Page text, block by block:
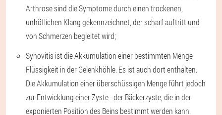
Arthrose sind die Symptome durch einen trockenen,
unhöflichen Klang gekennzeichnet, der scharf auftritt und
von Schmerzen begleitet wird;
Synovitis ist die Akkumulation einer bestimmten Menge
Flüssigkeit in der Gelenkhöhle. Es ist auch dort enthalten.
Die Akkumulation einer überschüssigen Menge führt jedoch
zur Entwicklung einer Zyste - der Bäckerzyste, die in der
exponierten Position des Beins bestimmt werden kann.